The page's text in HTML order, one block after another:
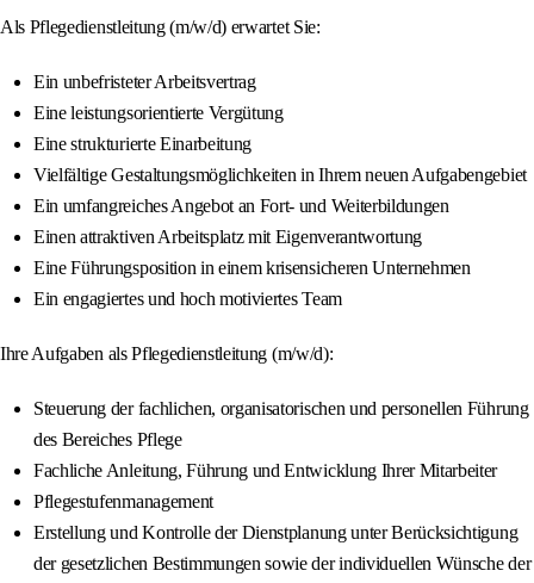
Als Pflegedienstleitung (m/w/d) erwartet Sie:
Ein unbefristeter Arbeitsvertrag
Eine leistungsorientierte Vergütung
Eine strukturierte Einarbeitung
Vielfältige Gestaltungsmöglichkeiten in Ihrem neuen Aufgabengebiet
Ein umfangreiches Angebot an Fort- und Weiterbildungen
Einen attraktiven Arbeitsplatz mit Eigenverantwortung
Eine Führungsposition in einem krisensicheren Unternehmen
Ein engagiertes und hoch motiviertes Team
Ihre Aufgaben als Pflegedienstleitung (m/w/d):
Steuerung der fachlichen, organisatorischen und personellen Führung
des Bereiches Pflege
Fachliche Anleitung, Führung und Entwicklung Ihrer Mitarbeiter
Pflegestufenmanagement
Erstellung und Kontrolle der Dienstplanung unter Berücksichtigung
der gesetzlichen Bestimmungen sowie der individuellen Wünsche der